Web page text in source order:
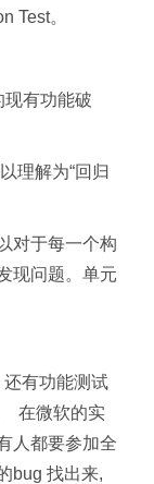
Test。
现有功能破
理解为“回归
对于每一个构
现问题。单元
有功能测试
在微软的实
人都要参加全
bug 找出来,